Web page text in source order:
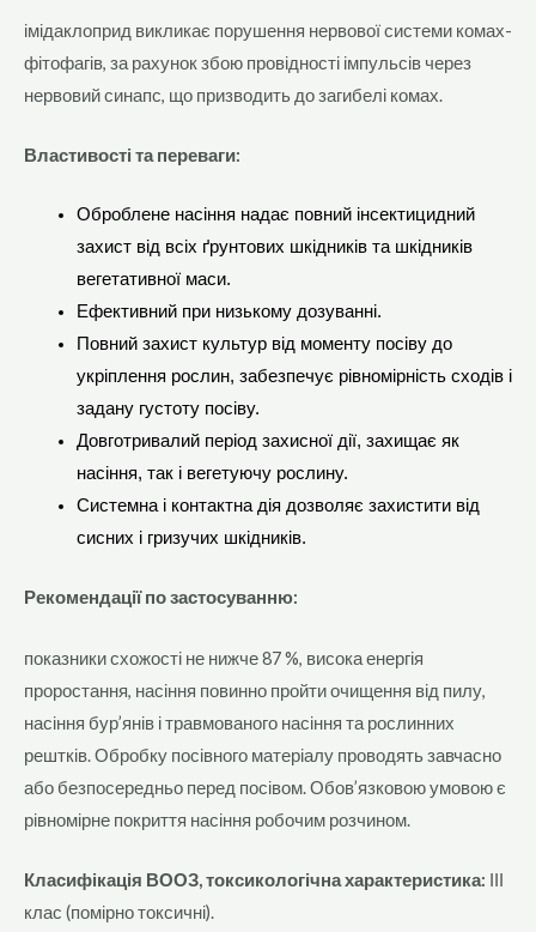
імідаклоприд викликає порушення нервової системи комах-
фітофагів, за рахунок збою провідності імпульсів через
нервовий синапс, що призводить до загибелі комах.
Властивості та переваги:
Оброблене насіння надає повний інсектицидний
захист від всіх ґрунтових шкідників та шкідників
вегетативної маси.
Ефективний при низькому дозуванні.
Повний захист культур від моменту посіву до
укріплення рослин, забезпечує рівномірність сходів і
задану густоту посіву.
Довготривалий період захисної дії, захищає як
насіння, так і вегетуючу рослину.
Системна і контактна дія дозволяє захистити від
сисних і гризучих шкідників.
Рекомендації по застосуванню:
показники схожості не нижче 87 %, висока енергія
проростання, насіння повинно пройти очищення від пилу,
насіння бур’янів і травмованого насіння та рослинних
рештків. Обробку посівного матеріалу проводять завчасно
або безпосередньо перед посівом. Обов’язковою умовою є
рівномірне покриття насіння робочим розчином.
Класифікація ВООЗ, токсикологічна характеристика: ІІІ
клас (помірно токсичні).